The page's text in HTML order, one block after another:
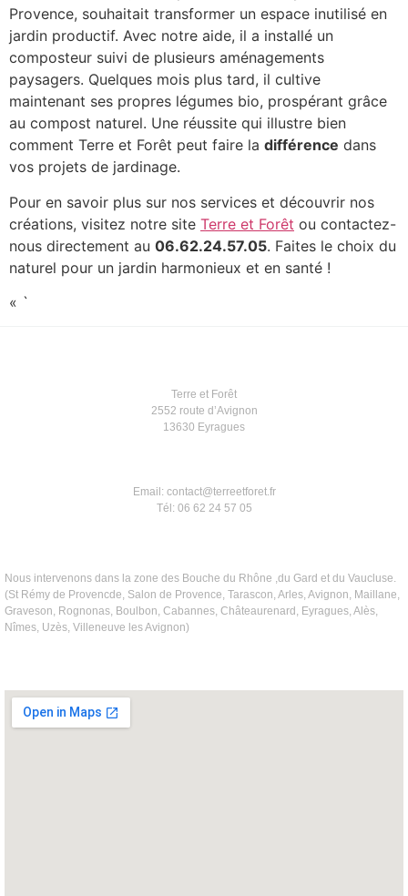
Provence, souhaitait transformer un espace inutilisé en
jardin productif. Avec notre aide, il a installé un
composteur suivi de plusieurs aménagements
paysagers. Quelques mois plus tard, il cultive
maintenant ses propres légumes bio, prospérant grâce
au compost naturel. Une réussite qui illustre bien
comment Terre et Forêt peut faire la différence dans
vos projets de jardinage.
Pour en savoir plus sur nos services et découvrir nos
créations, visitez notre site Terre et Forêt ou contactez-
nous directement au 06.62.24.57.05. Faites le choix du
naturel pour un jardin harmonieux et en santé !
« `
Terre et Forêt
2552 route d’Avignon
13630 Eyragues
Email: contact@terreetforet.fr
Tél: 06 62 24 57 05
Nous intervenons dans la zone des Bouche du Rhône ,du Gard et du Vaucluse.
(St Rémy de Provencde, Salon de Provence, Tarascon, Arles, Avignon, Maillane,
Graveson, Rognonas, Boulbon, Cabannes, Châteaurenard, Eyragues, Alès,
Nîmes, Uzès, Villeneuve les Avignon)